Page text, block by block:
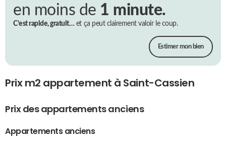
en moins de 1 minute.
C’est rapide, gratuit…et ça peut clairement valoir le coup.
Estimer mon bien
Prix m2 appartement à Saint-Cassien
Prix des appartements anciens
Appartements anciens